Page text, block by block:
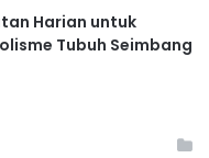
Harian untuk
Tubuh Seimbang